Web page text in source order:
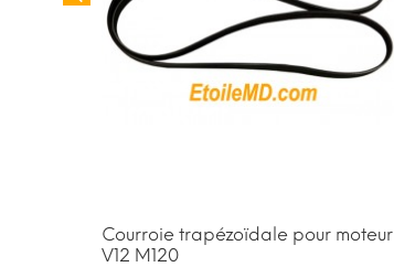
Courroie trapézoïdale pour moteur
V12 M120